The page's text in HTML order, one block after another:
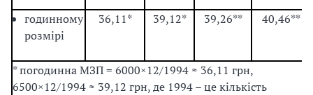
годинному
розмірі
36,11* 39,12* 39,26** 40,46**
* погодинна МЗП = 6000×12/1994 ≈ 36,11 грн,
6500×12/1994 ≈ 39,12 грн, де 1994 – це кількість